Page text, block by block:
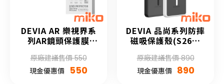
DEVIA AR 樂視界系
列AR鏡頭保護膜
原廠建議售價 550
現金優惠價
550
DEVIA 品尚系列防摔
磁吸保護殼(S26系
原廠建議售價 890
現金優惠價 890